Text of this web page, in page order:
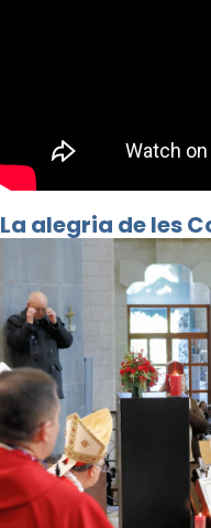
La alegria de les